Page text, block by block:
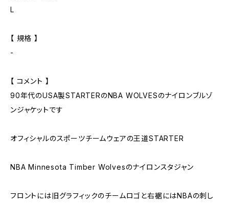
L
【 規格 】
-
【 コメント 】
90年代のUSA製STARTERのNBA WOLVESのナイロンブルゾ
ンジャケットです
オフィシャルのスポーツチームウェアの王道STARTER
NBA Minnesota Timber Wolvesのナイロンスタジャン
フロントには旧グラフィックのチームロゴと右裾にはNBAの刺し